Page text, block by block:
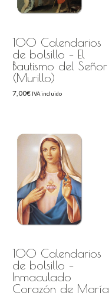
100 Calendarios
de bolsillo – El
Bautismo del Señor
(Murillo)
7,00€ IVA incluido
100 Calendarios
de bolsillo –
Inmaculado
Corazón de María